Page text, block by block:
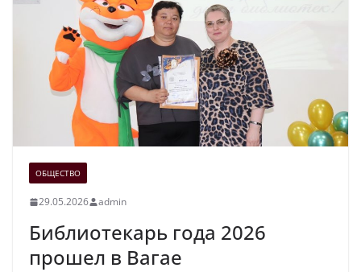
ОБЩЕСТВО
29.05.2026 admin
Библиотекарь года 2026
прошел в Вагае